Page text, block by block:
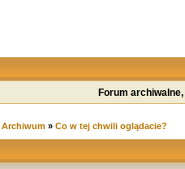
Forum
Archiwum» Co w tej chwili oglądacie?